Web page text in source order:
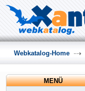
Webkatalog-Home
MENÜ